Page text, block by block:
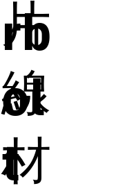
rb
ol
t
片
線
材